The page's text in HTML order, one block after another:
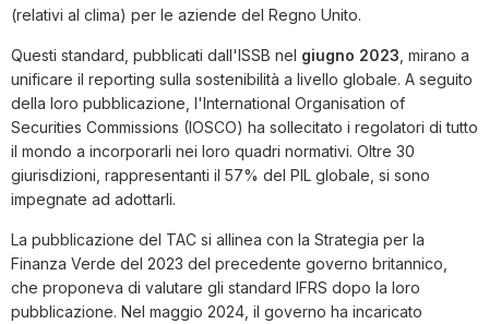
(relativi al clima) per le aziende del Regno Unito.
Questi standard, pubblicati dall'ISSB nel giugno 2023 , mirano a
unificare il reporting sulla sostenibilità a livello globale. A seguito
della loro pubblicazione, l'International Organisation of
Securities Commissions (IOSCO) ha sollecitato i regolatori di tutto
il mondo a incorporarli nei loro quadri normativi. Oltre 30
giurisdizioni, rappresentanti il 57% del PIL globale, si sono
impegnate ad adottarli.
La pubblicazione del TAC si allinea con la Strategia per la
Finanza Verde del 2023 del precedente governo britannico,
che proponeva di valutare gli standard IFRS dopo la loro
pubblicazione. Nel maggio 2024, il governo ha incaricato